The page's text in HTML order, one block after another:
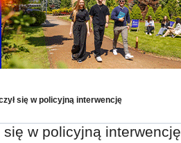
się w policyjną interwencję
się w policyjną interwencję